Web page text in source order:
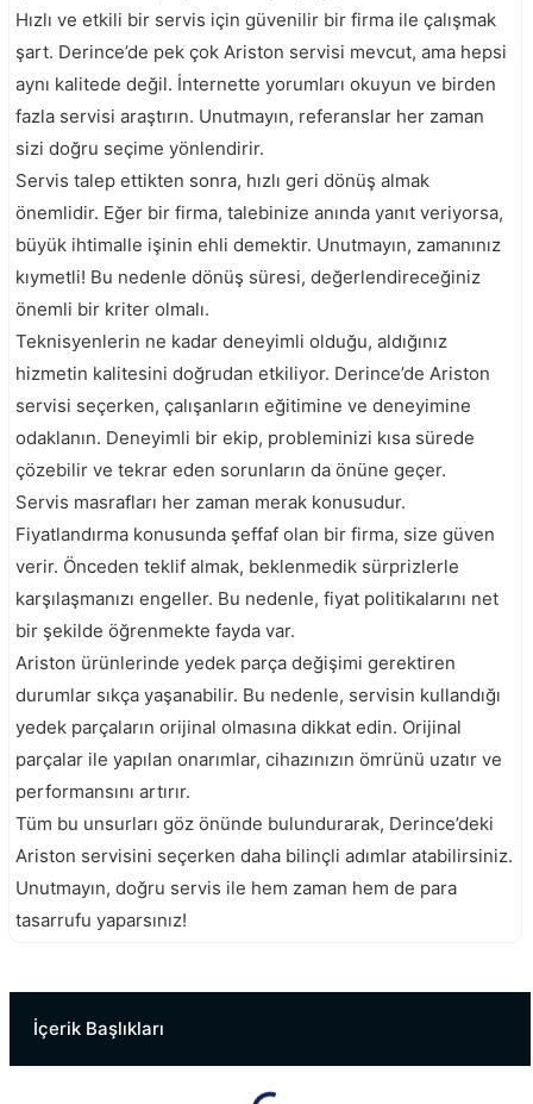
Hızlı ve etkili bir servis için güvenilir bir firma ile çalışmak
şart. Derince’de pek çok Ariston servisi mevcut, ama hepsi
aynı kalitede değil. İnternette yorumları okuyun ve birden
fazla servisi araştırın. Unutmayın, referanslar her zaman
sizi doğru seçime yönlendirir.
Servis talep ettikten sonra, hızlı geri dönüş almak
önemlidir. Eğer bir firma, talebinize anında yanıt veriyorsa,
büyük ihtimalle işinin ehli demektir. Unutmayın, zamanınız
kıymetli! Bu nedenle dönüş süresi, değerlendireceğiniz
önemli bir kriter olmalı.
Teknisyenlerin ne kadar deneyimli olduğu, aldığınız
hizmetin kalitesini doğrudan etkiliyor. Derince’de Ariston
servisi seçerken, çalışanların eğitimine ve deneyimine
odaklanın. Deneyimli bir ekip, probleminizi kısa sürede
çözebilir ve tekrar eden sorunların da önüne geçer.
Servis masrafları her zaman merak konusudur.
Fiyatlandırma konusunda şeffaf olan bir firma, size güven
verir. Önceden teklif almak, beklenmedik sürprizlerle
karşılaşmanızı engeller. Bu nedenle, fiyat politikalarını net
bir şekilde öğrenmekte fayda var.
Ariston ürünlerinde yedek parça değişimi gerektiren
durumlar sıkça yaşanabilir. Bu nedenle, servisin kullandığı
yedek parçaların orijinal olmasına dikkat edin. Orijinal
parçalar ile yapılan onarımlar, cihazınızın ömrünü uzatır ve
performansını artırır.
Tüm bu unsurları göz önünde bulundurarak, Derince’deki
Ariston servisini seçerken daha bilinçli adımlar atabilirsiniz.
Unutmayın, doğru servis ile hem zaman hem de para
tasarrufu yaparsınız!
İçerik Başlıkları